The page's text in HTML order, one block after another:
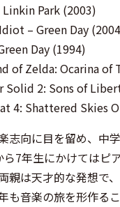
Park (2003)
– Green Day
Day (1994)
of Zelda: Ocarina of
Solid 2: Sons of
4: Shattered Skies
志向に目を留め、中
7年生にかけてはピ
親は天才的な発想で
も音楽の旅を形作る